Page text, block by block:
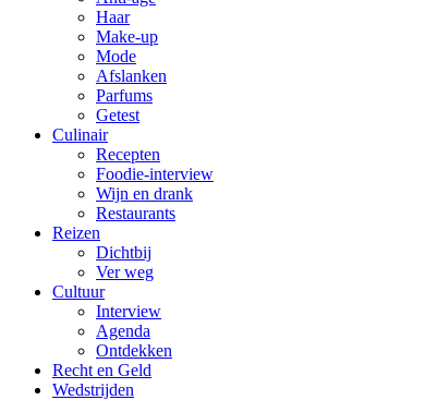
Haar
Make-up
Mode
Afslanken
Parfums
Getest
Culinair
Recepten
Foodie-interview
Wijn en drank
Restaurants
Reizen
Dichtbij
Ver weg
Cultuur
Interview
Agenda
Ontdekken
Recht en Geld
Wedstrijden